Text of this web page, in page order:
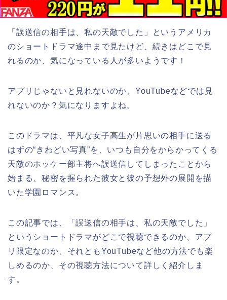
「誤送信の相手は、私の天敵でした 」というアメリカ
のショートドラマ途中まで見たけど、続きはどこで見
れるのか、気になっている人が多いようです！
アプリじゃないと見れないのか、YouTubeなどでは見
れないのか？気になりますよね。
このドラマは、平凡な女子高生が片思いの相手に送る
はずの“きわどい写真”を、いつも自分をからかってくる
天敵のホッケー部主将へ誤送信してしまったことから
始まる、秘密を握られた彼女と彼の予想外の展開を描
いた学園ロマンス。
この記事では、 「誤送信の相手は、私の天敵でした 」
というショートドラマがどこで視聴できるのか、アプ
リ限定なのか、それともYouTubeなど他の方法でも楽
しめるのか、その視聴方法について詳しく紹介しま
す。